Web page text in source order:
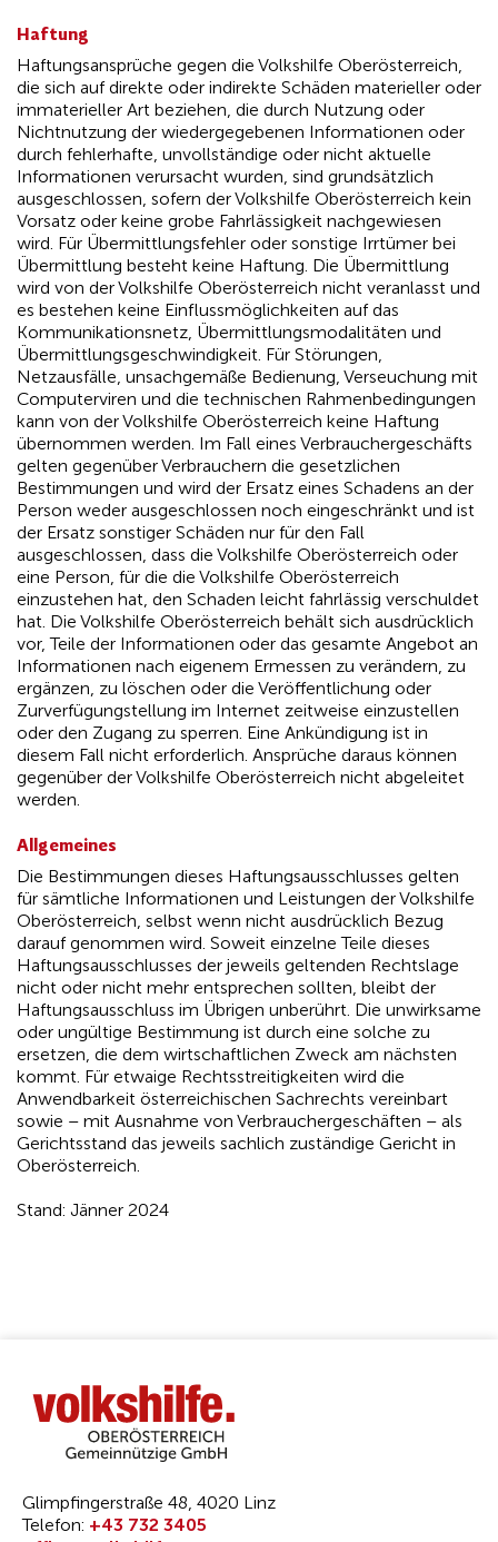
Haftung
Haftungsansprüche gegen die Volkshilfe Oberösterreich,
die sich auf direkte oder indirekte Schäden materieller oder
immaterieller Art beziehen, die durch Nutzung oder
Nichtnutzung der wiedergegebenen Informationen oder
durch fehlerhafte, unvollständige oder nicht aktuelle
Informationen verursacht wurden, sind grundsätzlich
ausgeschlossen, sofern der Volkshilfe Oberösterreich kein
Vorsatz oder keine grobe Fahrlässigkeit nachgewiesen
wird. Für Übermittlungsfehler oder sonstige Irrtümer bei
Übermittlung besteht keine Haftung. Die Übermittlung
wird von der Volkshilfe Oberösterreich nicht veranlasst und
es bestehen keine Einflussmöglichkeiten auf das
Kommunikationsnetz, Übermittlungsmodalitäten und
Übermittlungsgeschwindigkeit. Für Störungen,
Netzausfälle, unsachgemäße Bedienung, Verseuchung mit
Computerviren und die technischen Rahmenbedingungen
kann von der Volkshilfe Oberösterreich keine Haftung
übernommen werden. Im Fall eines Verbrauchergeschäfts
gelten gegenüber Verbrauchern die gesetzlichen
Bestimmungen und wird der Ersatz eines Schadens an der
Person weder ausgeschlossen noch eingeschränkt und ist
der Ersatz sonstiger Schäden nur für den Fall
ausgeschlossen, dass die Volkshilfe Oberösterreich oder
eine Person, für die die Volkshilfe Oberösterreich
einzustehen hat, den Schaden leicht fahrlässig verschuldet
hat. Die Volkshilfe Oberösterreich behält sich ausdrücklich
vor, Teile der Informationen oder das gesamte Angebot an
Informationen nach eigenem Ermessen zu verändern, zu
ergänzen, zu löschen oder die Veröffentlichung oder
Zurverfügungstellung im Internet zeitweise einzustellen
oder den Zugang zu sperren. Eine Ankündigung ist in
diesem Fall nicht erforderlich. Ansprüche daraus können
gegenüber der Volkshilfe Oberösterreich nicht abgeleitet
werden.
Allgemeines
Die Bestimmungen dieses Haftungsausschlusses gelten
für sämtliche Informationen und Leistungen der Volkshilfe
Oberösterreich, selbst wenn nicht ausdrücklich Bezug
darauf genommen wird. Soweit einzelne Teile dieses
Haftungsausschlusses der jeweils geltenden Rechtslage
nicht oder nicht mehr entsprechen sollten, bleibt der
Haftungsausschluss im Übrigen unberührt. Die unwirksame
oder ungültige Bestimmung ist durch eine solche zu
ersetzen, die dem wirtschaftlichen Zweck am nächsten
kommt. Für etwaige Rechtsstreitigkeiten wird die
Anwendbarkeit österreichischen Sachrechts vereinbart
sowie – mit Ausnahme von Verbrauchergeschäften – als
Gerichtsstand das jeweils sachlich zuständige Gericht in
Oberösterreich.
Stand: Jänner 2024
Glimpfingerstraße 48, 4020 Linz
Telefon: +43 732 3405